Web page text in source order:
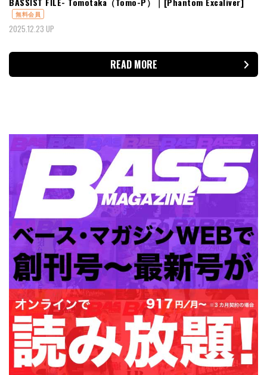
無料会員
2025.12.23 UP
READ MORE